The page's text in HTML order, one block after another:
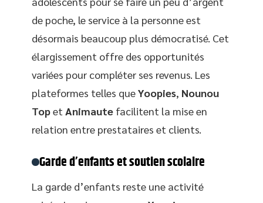
de poche, le service à la personne est
désormais beaucoup plus démocratisé. Cet
élargissement offre des opportunités
variées pour compléter ses revenus. Les
plateformes telles queYoopies, Nounou
Topet Animaute facilitent la mise en
relation entre prestataires et clients.
Garde d’enfants et soutien scolaire
La garde d’enfants reste une activité